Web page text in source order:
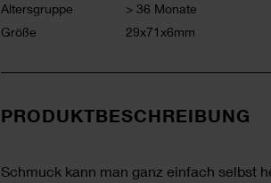
Altersgruppe
> 36 Monate
Größe
29x71x6mm
PRODUKTBESCHREIBUNG
Schmuck kann man ganz einfach selbst